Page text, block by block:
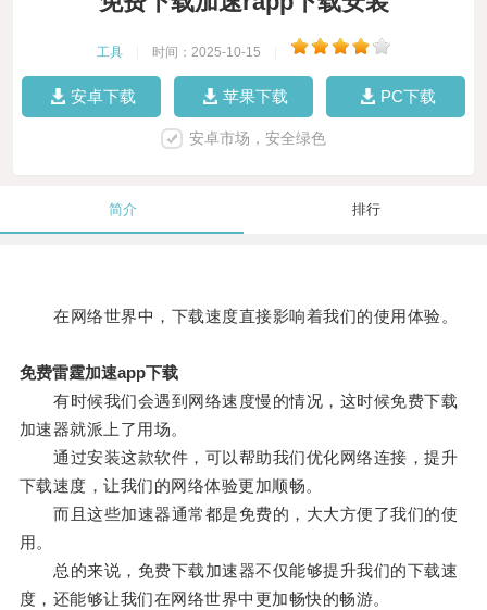
工具 时间：2025-10-15
安卓下载 苹果下载 PC下载
安卓市场，安全绿色
简介 排行
在网络世界中，下载速度直接影响着我们的使用体验。
免费雷霆加速app下载
有时候我们会遇到网络速度慢的情况，这时候免费下载
加速器就派上了用场。
通过安装这款软件，可以帮助我们优化网络连接，提升
下载速度，让我们的网络体验更加顺畅。
而且这些加速器通常都是免费的，大大方便了我们的使
用。
总的来说，免费下载加速器不仅能够提升我们的下载速
度，还能够让我们在网络世界中更加畅快的畅游。